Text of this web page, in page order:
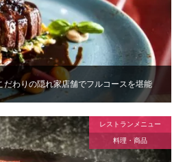
わりの隠れ家店舗でフルコースを堪能
レストランメニュー
料理・商品